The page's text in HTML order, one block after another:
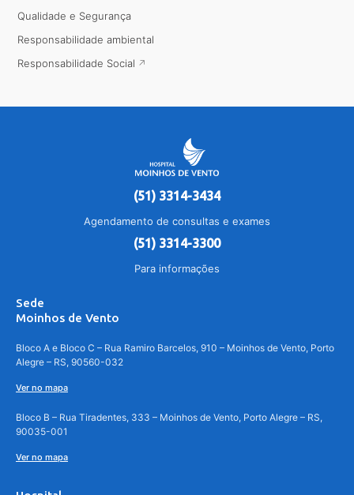
Qualidade e Segurança
Responsabilidade ambiental
Responsabilidade Social
(51) 3314-3434
Agendamento de consultas e exames
(51) 3314-3300
Para informações
Sede
Moinhos de Vento
Bloco A e Bloco C – Rua Ramiro Barcelos, 910 – Moinhos de Vento, Porto
Alegre – RS, 90560-032
Ver no mapa
Bloco B – Rua Tiradentes, 333 – Moinhos de Vento, Porto Alegre – RS,
90035-001
Ver no mapa